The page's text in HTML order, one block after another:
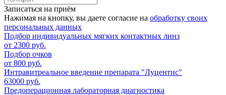
Записаться на приём
Нажимая на кнопку, вы даете согласие на обработку своих
персональных данных
Подбор индивидуальных мягких контактных линз
от 2300 руб.
Подбор очков
от 800 руб.
Интравитреальное введение препарата "Луцентис"
63000 руб.
Предоперационная лабораторная диагностика